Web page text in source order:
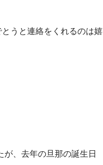
うと連絡をくれるのは嬉
、去年の旦那の誕生日